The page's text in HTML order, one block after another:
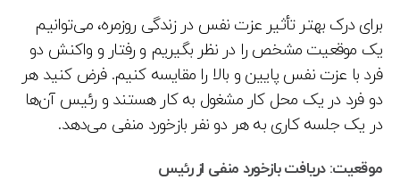
برای درک بهتر تأثیر عزت نفس در زندگی روزمره، می‌توانیم
یک موقعیت مشخص را در نظر بگیریم و رفتار و واکنش دو
فرد با عزت نفس پایین و بالا را مقایسه کنیم. فرض کنید هر
دو فرد در یک محل کار مشغول به کار هستند و رئیس آن‌ها
در یک جلسه کاری به هر دو نفر بازخورد منفی می‌دهد.
موقعیت: دریافت بازخورد منفی از رئیس